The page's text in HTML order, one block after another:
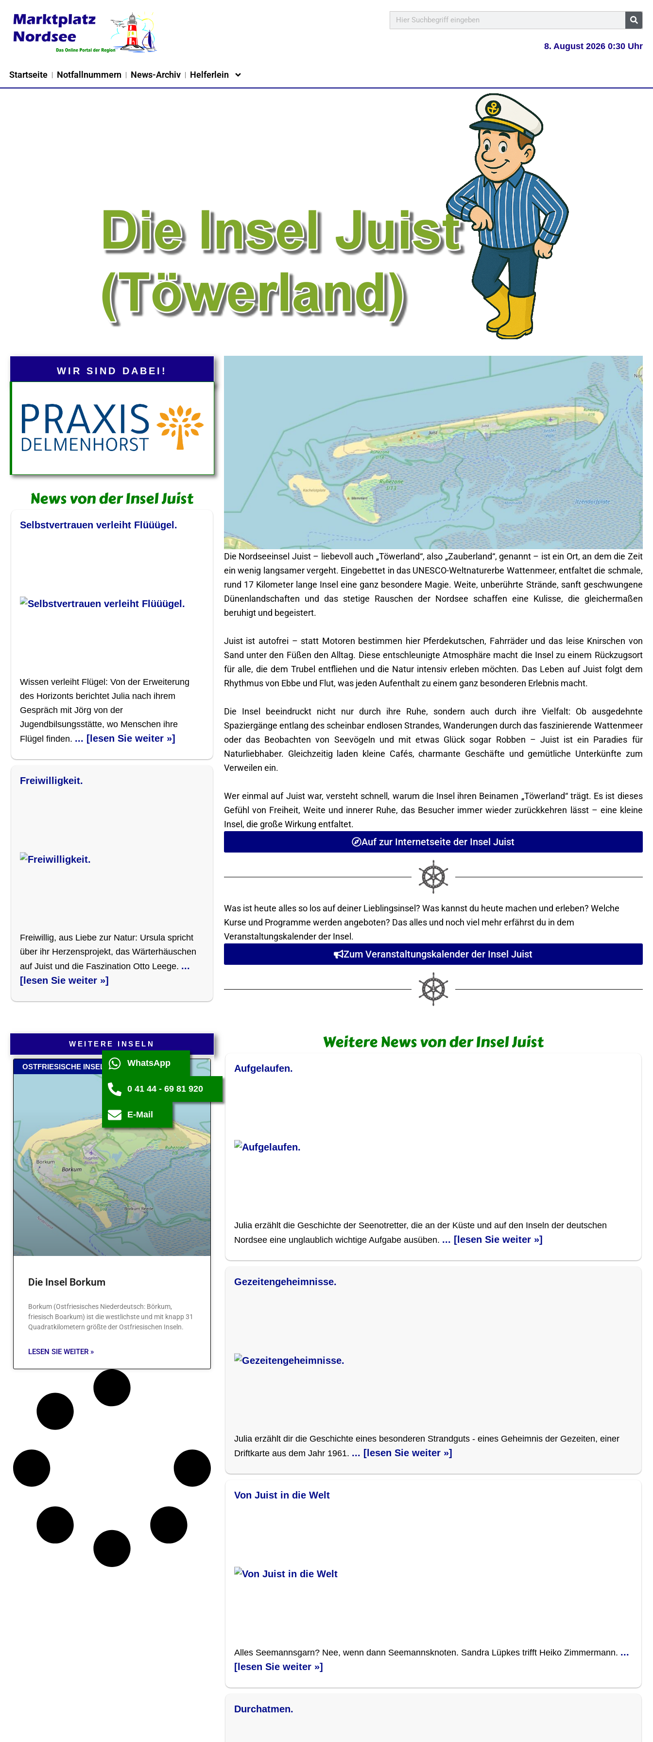
Inhalt
springen
Suche
8. August 2026 0:30 Uhr
Startseite Notfallnummern News-Archiv Helferlein
WIR SIND DABEI!
News von der Insel Juist
Selbstvertrauen verleiht Flüüügel.
Wissen verleiht Flügel: Von der Erweiterung
des Horizonts berichtet Julia nach ihrem
Gespräch mit Jörg von der
Jugendbilsungsstätte, wo Menschen ihre
Flügel finden. ... [lesen Sie weiter »]
Freiwilligkeit.
Freiwillig, aus Liebe zur Natur: Ursula spricht
über ihr Herzensprojekt, das Wärterhäuschen
auf Juist und die Faszination Otto Leege. ...
[lesen Sie weiter »]
Die Nordseeinsel Juist – liebevoll auch „Töwerland“, also „Zauberland“, genannt – ist ein Ort, an dem die Zeit
ein wenig langsamer vergeht. Eingebettet in das UNESCO-Weltnaturerbe Wattenmeer, entfaltet die schmale,
rund 17 Kilometer lange Insel eine ganz besondere Magie. Weite, unberührte Strände, sanft geschwungene
Dünenlandschaften und das stetige Rauschen der Nordsee schaffen eine Kulisse, die gleichermaßen
beruhigt und begeistert.
Juist ist autofrei – statt Motoren bestimmen hier Pferdekutschen, Fahrräder und das leise Knirschen von
Sand unter den Füßen den Alltag. Diese entschleunigte Atmosphäre macht die Insel zu einem Rückzugsort
für alle, die dem Trubel entfliehen und die Natur intensiv erleben möchten. Das Leben auf Juist folgt dem
Rhythmus von Ebbe und Flut, was jeden Aufenthalt zu einem ganz besonderen Erlebnis macht.
Die Insel beeindruckt nicht nur durch ihre Ruhe, sondern auch durch ihre Vielfalt: Ob ausgedehnte
Spaziergänge entlang des scheinbar endlosen Strandes, Wanderungen durch das faszinierende Wattenmeer
oder das Beobachten von Seevögeln und mit etwas Glück sogar Robben – Juist ist ein Paradies für
Naturliebhaber. Gleichzeitig laden kleine Cafés, charmante Geschäfte und gemütliche Unterkünfte zum
Verweilen ein.
Wer einmal auf Juist war, versteht schnell, warum die Insel ihren Beinamen „Töwerland“ trägt. Es ist dieses
Gefühl von Freiheit, Weite und innerer Ruhe, das Besucher immer wieder zurückkehren lässt – eine kleine
Insel, die große Wirkung entfaltet.
Auf zur Internetseite der Insel Juist
Was ist heute alles so los auf deiner Lieblingsinsel? Was kannst du heute machen und erleben? Welche
Kurse und Programme werden angeboten? Das alles und noch viel mehr erfährst du in dem
Veranstaltungskalender der Insel.
Zum Veranstaltungskalender der Insel Juist
WEITERE INSELN
OSTFRIESISCHE INSELN
Die Insel Borkum
Borkum (Ostfriesisches Niederdeutsch: Börkum,
friesisch Boarkum) ist die westlichste und mit knapp 31
Quadratkilometern größte der Ostfriesischen Inseln.
LESEN SIE WEITER »
Weitere News von der Insel Juist
Aufgelaufen.
Julia erzählt die Geschichte der Seenotretter, die an der Küste und auf den Inseln der deutschen
Nordsee eine unglaublich wichtige Aufgabe ausüben. ... [lesen Sie weiter »]
Gezeitengeheimnisse.
Julia erzählt dir die Geschichte eines besonderen Strandguts - eines Geheimnis der Gezeiten, einer
Driftkarte aus dem Jahr 1961. ... [lesen Sie weiter »]
Von Juist in die Welt
Alles Seemannsgarn? Nee, wenn dann Seemannsknoten. Sandra Lüpkes trifft Heiko Zimmermann. ...
[lesen Sie weiter »]
Durchatmen.
WhatsApp
0 41 44 - 69 81 920
E-Mail